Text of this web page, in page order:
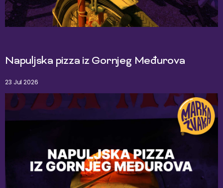
Napuljska pizza iz Gornjeg Međurova
23 Jul 2026